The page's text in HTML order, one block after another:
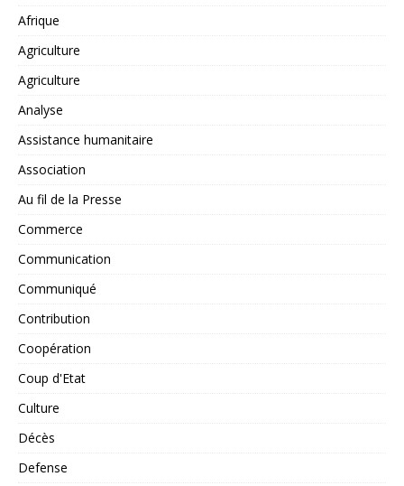
Afrique
Agriculture
Agriculture
Analyse
Assistance humanitaire
Association
Au fil de la Presse
Commerce
Communication
Communiqué
Contribution
Coopération
Coup d'Etat
Culture
Décès
Defense